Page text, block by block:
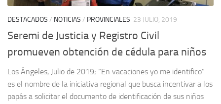
DESTACADOS / NOTICIAS / PROVINCIALES 23 JULIO, 2019
Seremi de Justicia y Registro Civil
promueven obtención de cédula para niños
Los Ángeles, Julio de 2019; “En vacaciones yo me identifico”
es el nombre de la iniciativa regional que busca incentivar a los
papás a solicitar el documento de identificación de sus niños